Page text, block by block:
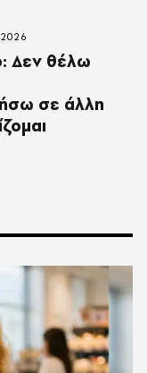
Δεν θέλω
σε άλλη